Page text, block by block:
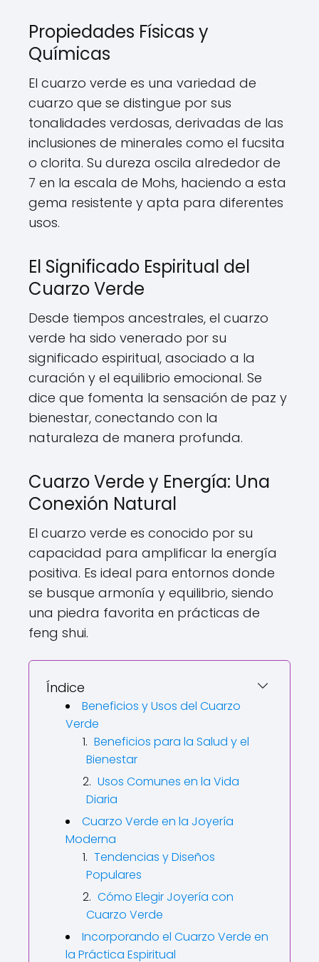
Propiedades Físicas y
Químicas
El cuarzo verde es una variedad de
cuarzo que se distingue por sus
tonalidades verdosas, derivadas de las
inclusiones de minerales como el fucsita
o clorita. Su dureza oscila alrededor de
7 en la escala de Mohs, haciendo a esta
gema resistente y apta para diferentes
usos.
El Significado Espiritual del
Cuarzo Verde
Desde tiempos ancestrales, el cuarzo
verde ha sido venerado por su
significado espiritual, asociado a la
curación y el equilibrio emocional. Se
dice que fomenta la sensación de paz y
bienestar, conectando con la
naturaleza de manera profunda.
Cuarzo Verde y Energía: Una
Conexión Natural
El cuarzo verde es conocido por su
capacidad para amplificar la energía
positiva. Es ideal para entornos donde
se busque armonía y equilibrio, siendo
una piedra favorita en prácticas de
feng shui.
Índice
Beneficios y Usos del Cuarzo
Verde
Beneficios para la Salud y el
Bienestar
Usos Comunes en la Vida
Diaria
Cuarzo Verde en la Joyería
Moderna
Tendencias y Diseños
Populares
Cómo Elegir Joyería con
Cuarzo Verde
Incorporando el Cuarzo Verde en
la Práctica Espiritual